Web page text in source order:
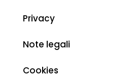
Privacy
Note legali
Cookies